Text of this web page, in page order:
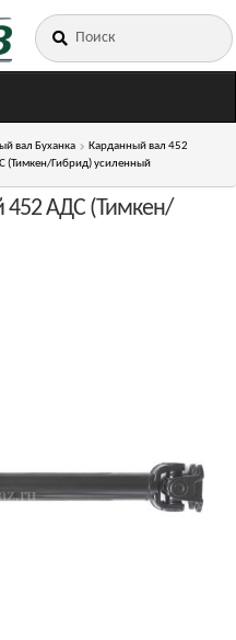
Искать:
вал Буханка
Карданный вал 452
(Тимкен/Гибрид) усиленный
452 АДС (Тимкен/